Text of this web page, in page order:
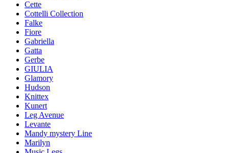
Cette
Cottelli Collection
Falke
Fiore
Gabriella
Gatta
Gerbe
GIULIA
Glamory
Hudson
Knittex
Kunert
Leg Avenue
Levante
Mandy mystery Line
Marilyn